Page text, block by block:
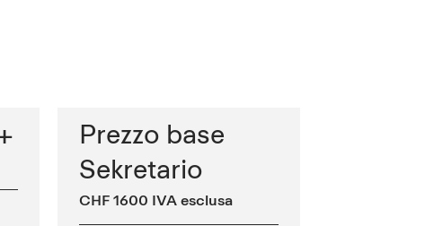
Prezzo base
Sekretario
CHF 1600 IVA esclusa